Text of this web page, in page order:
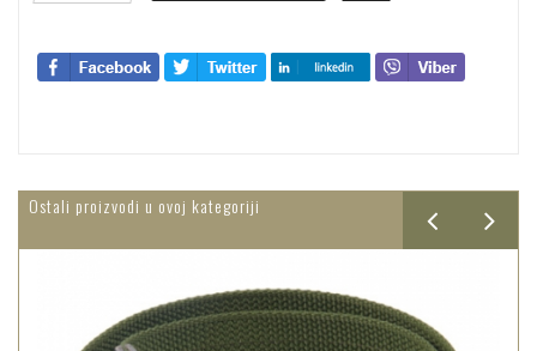
Ostali proizvodi u ovoj kategoriji